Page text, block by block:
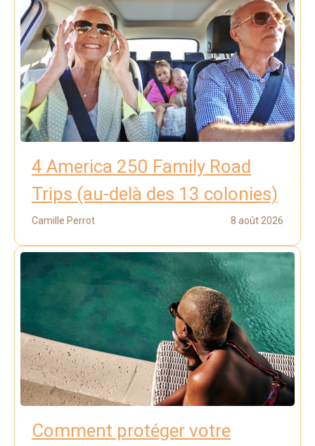
4 America 250 Family Road
Trips (au-delà des 13 colonies)
Camille Perrot 8 août 2026
Comment protéger votre